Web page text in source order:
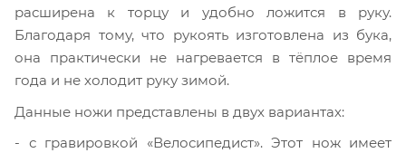
расширена к торцу и удобно ложится в руку.
Благодаря тому, что рукоять изготовлена из бука,
она практически не нагревается в тёплое время
года и не холодит руку зимой.
Данные ножи представлены в двух вариантах:
- с гравировкой «Велосипедист». Этот нож имеет